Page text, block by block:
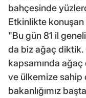
bahçesinde
Etkinlikte konuşan
"Bu gün 81 il
da biz ağaç
kapsamında ağaç
ve ülkemize sahip
bakanlığımız